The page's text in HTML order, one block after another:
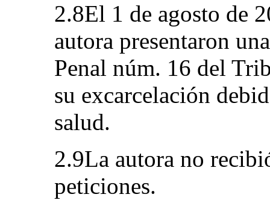
2.8El 1 de agosto de
autora presentaron
Penal núm. 16 del
su excarcelación
salud.
2.9La autora no
peticiones.